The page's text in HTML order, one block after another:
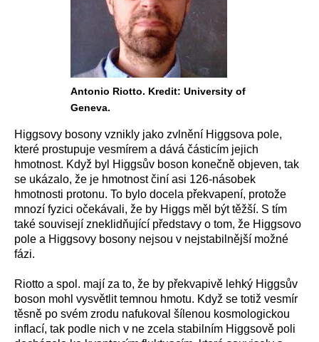
Antonio Riotto. Kredit: University of
Geneva.
Higgsovy bosony vznikly jako zvlnění Higgsova pole,
které prostupuje vesmírem a dává částicím jejich
hmotnost. Když byl Higgsův boson konečně objeven, tak
se ukázalo, že je hmotnost činí asi 126-násobek
hmotnosti protonu. To bylo docela překvapení, protože
mnozí fyzici očekávali, že by Higgs měl být těžší. S tím
také souvisejí zneklidňující představy o tom, že Higgsovo
pole a Higgsovy bosony nejsou v nejstabilnější možné
fázi.
Riotto a spol. mají za to, že by překvapivě lehký Higgsův
boson mohl vysvětlit temnou hmotu. Když se totiž vesmír
těsně po svém zrodu nafukoval šílenou kosmologickou
inflací, tak podle nich v ne zcela stabilním Higgsově poli